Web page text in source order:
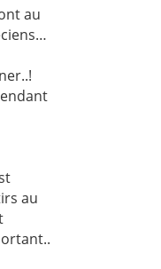
au
au